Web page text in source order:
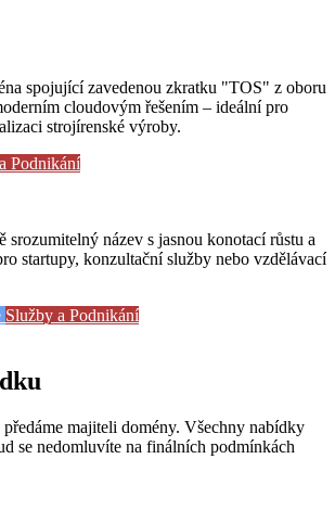
spojující zavedenou zkratku "TOS" z oboru
cloudovým řešením – ideální pro
strojírenské výroby.
Podnikání
srozumitelný název s jasnou konotací růstu a
startupy, konzultační služby nebo vzdělávací
Služby a Podnikání
majiteli domény. Všechny nabídky
se nedomluvíte na finálních podmínkách